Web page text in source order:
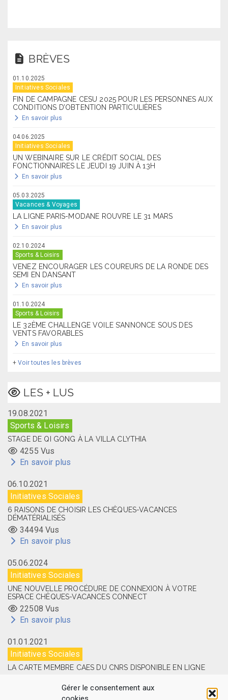
Gérer le consentement aux
BRÈVES
01.10.2025
Initiatives Sociales
FIN DE CAMPAGNE CESU 2025 POUR LES PERSONNES AUX
CONDITIONS D’OBTENTION PARTICULIÈRES
En savoir plus
04.06.2025
Initiatives Sociales
UN WEBINAIRE SUR LE CRÉDIT SOCIAL DES
FONCTIONNAIRES LE JEUDI 19 JUIN À 13H
En savoir plus
05.03.2025
Vacances & Voyages
LA LIGNE PARIS-MODANE ROUVRE LE 31 MARS
En savoir plus
02.10.2024
Sports & Loisirs
VENEZ ENCOURAGER LES COUREURS DE LA RONDE DES
SEMI EN DANSANT
En savoir plus
01.10.2024
Sports & Loisirs
LE 32ÈME CHALLENGE VOILE S’ANNONCE SOUS DES
VENTS FAVORABLES
En savoir plus
+Voir toutes les brèves
LES + LUS
19.08.2021
Sports & Loisirs
STAGE DE QI GONG À LA VILLA CLYTHIA
4255 Vus
En savoir plus
06.10.2021
Initiatives Sociales
6 RAISONS DE CHOISIR LES CHÈQUES-VACANCES
DÉMATÉRIALISÉS
34494 Vus
En savoir plus
05.06.2024
Initiatives Sociales
UNE NOUVELLE PROCÉDURE DE CONNEXION À VOTRE
ESPACE CHÈQUES-VACANCES CONNECT
22508 Vus
En savoir plus
01.01.2021
Initiatives Sociales
LA CARTE MEMBRE CAES DU CNRS DISPONIBLE EN LIGNE
En savoir plus